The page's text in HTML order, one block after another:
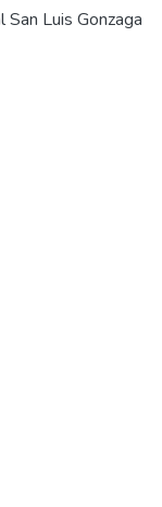
San Luis Gonzaga